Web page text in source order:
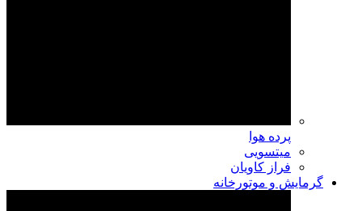
پرده هوا
میتسویی
فراز کاویان
گرمایش و موتورخانه